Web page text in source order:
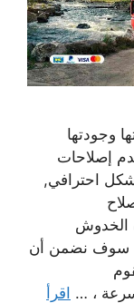
وجودتها
إصلاحات
احترافي,
الخدوش
، سوف نضمن أن
، … اقرأ